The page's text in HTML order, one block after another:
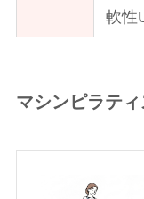
軟性
マシンピラテ